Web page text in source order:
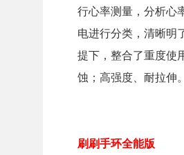
行心率测量，分析心
电进行分类，清晰明
提下，整合了重度使
蚀；高强度、耐拉伸
刷刷手环全能版